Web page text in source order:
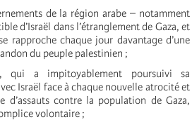
de la région arabe – notamment
d’Israël dans l’étranglement de Gaza, et
rapproche chaque jour davantage d’une
du peuple palestinien ;
qui a impitoyablement poursuivi sa
Israël face à chaque nouvelle atrocité et
d’assauts contre la population de Gaza,
volontaire ;